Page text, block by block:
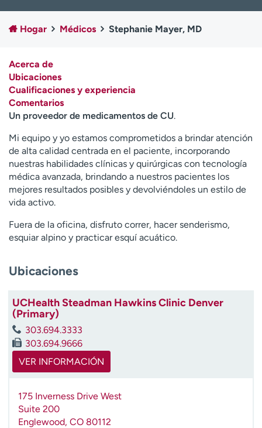
Empleados
Profesionales
Contáctenos
A
y
d
a
m
e
a
e
n
c
t
Hogar Médicos Stephanie Mayer, MD
Acerca de
Ubicaciones
Cualificaciones y experiencia
Comentarios
Un proveedor de medicamentos de CU.
Mi equipo y yo estamos comprometidos a brindar atención
de alta calidad centrada en el paciente, incorporando
nuestras habilidades clínicas y quirúrgicas con tecnología
médica avanzada, brindando a nuestros pacientes los
mejores resultados posibles y devolviéndoles un estilo de
vida activo.
Fuera de la oficina, disfruto correr, hacer senderismo,
esquiar alpino y practicar esquí acuático.
Ubicaciones
UCHealth Steadman Hawkins Clinic Denver
(Primary)
303.694.3333
303.694.9666
VER INFORMACIÓN
175 Inverness Drive West
Suite 200
Englewood, CO 80112